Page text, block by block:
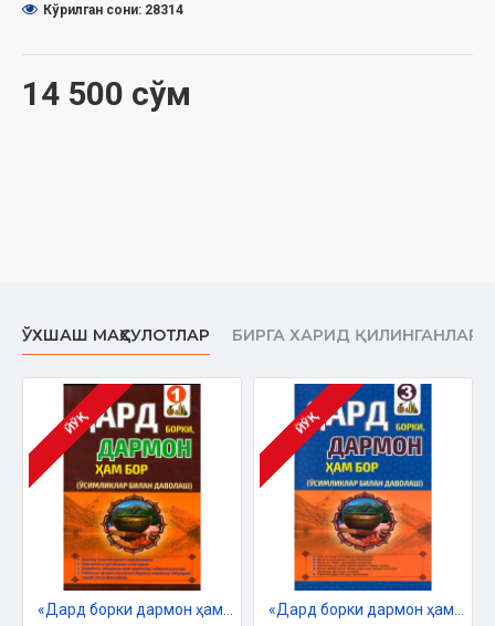
14 500 сўм
Кўрилган сони: 28314
ЎХШАШ МАҲСУЛОТЛАР БИРГА ХАРИД ҚИЛИНГАНЛАР
ЙЎҚ ЙЎҚ